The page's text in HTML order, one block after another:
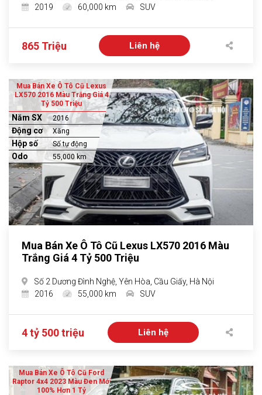
2019
60,000 km SUV
865 Triệu Liên hệ
Mua Bán Xe Ô Tô Cũ Lexus
LX570 2016 Màu Trắng Giá 4
Tỷ 500 Triệu
Năm SX 2016
Động cơ Xăng
Hộp số Số tự động
Odo 55,000 km
Mua Bán Xe Ô Tô Cũ Lexus LX570 2016 Màu
Trắng Giá 4 Tỷ 500 Triệu
Số 2 Dương Đình Nghệ, Yên Hòa, Cầu Giấy, Hà Nội
2016
55,000 km SUV
4 tỷ 500 triệu Liên hệ
Mua Bán Xe Ô Tô Cũ Ford
Raptor 4x4 2023 Màu Đen Mới
100% Hơn 1 Tỷ